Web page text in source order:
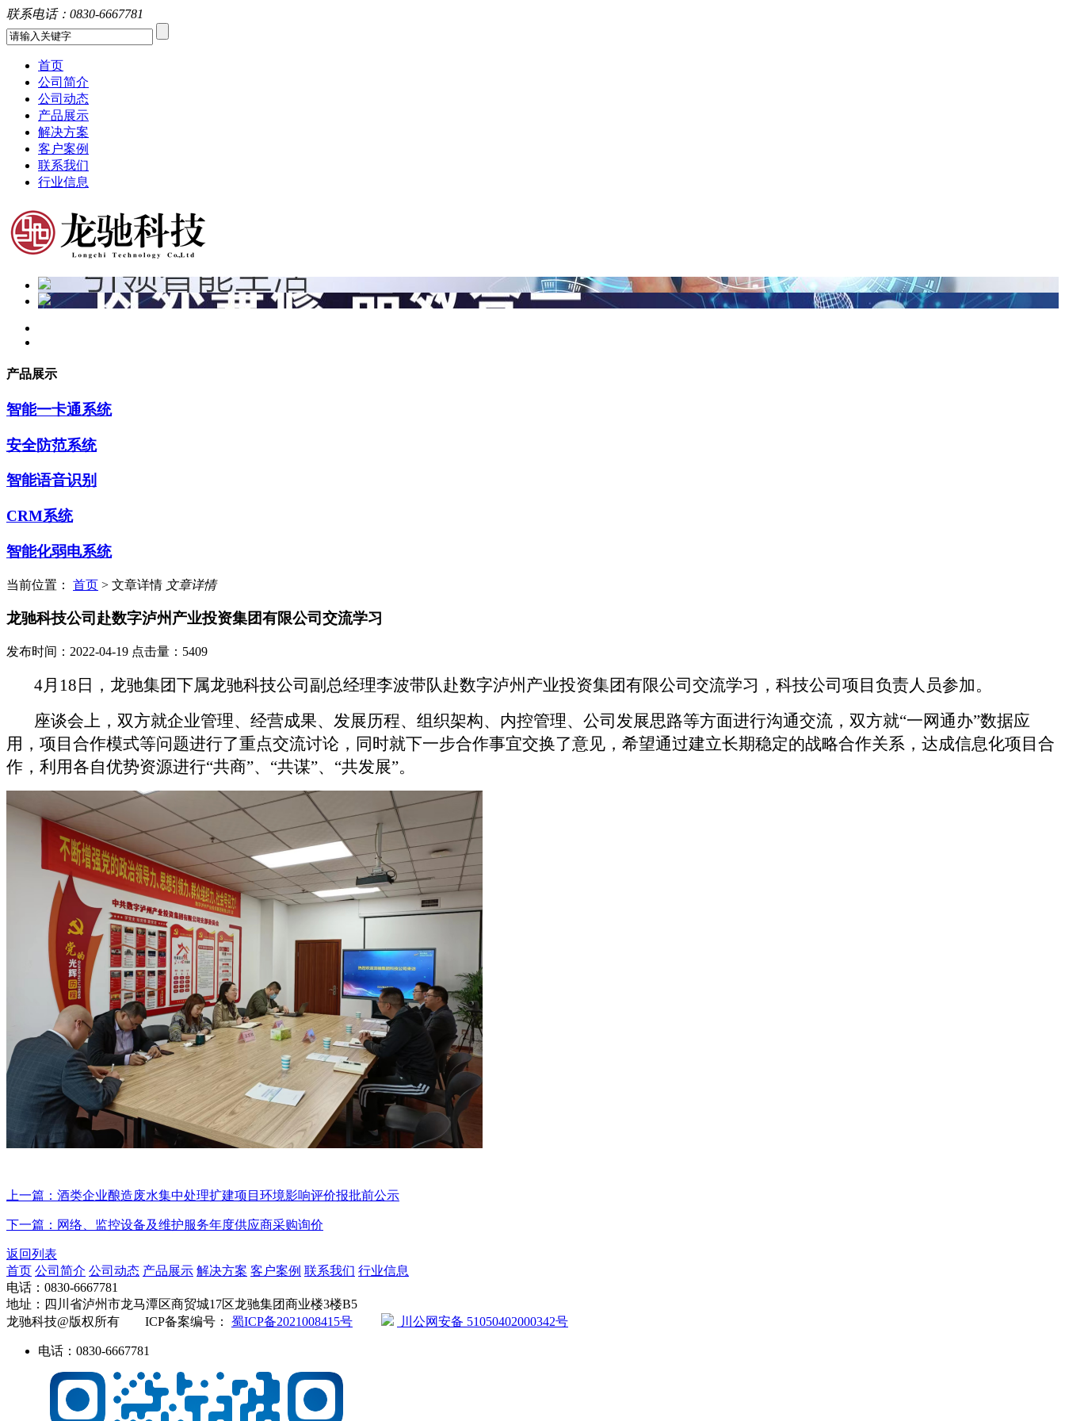
联系电话： 0830-6667781
首页
公司简介
公司动态
产品展示
解决方案
客户案例
联系我们
行业信息
产品展示
智能一卡通系统
安全防范系统
智能语音识别
CRM系统
智能化弱电系统
当前位置： 首页 > 文章详情 文章详情
龙驰科技公司赴数字泸州产业投资集团有限公司交流学习
发布时间：2022-04-19 点击量： 5409
4月18日，龙驰集团下属龙驰科技公司副总经理李波带队赴数字泸州产业投资集团有限公司交流学习，科技公司项目负责人员参加。
座谈会上，双方就企业管理、经营成果、发展历程、组织架构、内控管理、公司发展思路等方面进行沟通交流，双方就“一网通办”数据应
用，项目合作模式等问题进行了重点交流讨论， 同时就下一步合作事宜交换了意见，希望通过建立长期稳定的战略合作关系，达成信息化项目合
作，利用各自优势资源进行“共商”、“共谋”、“共发展”。
上一篇：酒类企业酿造废水集中处理扩建项目环境影响评价报批前公示
下一篇：网络、监控设备及维护服务年度供应商采购询价
返回列表
首页 公司简介 公司动态 产品展示 解决方案 客户案例 联系我们 行业信息
电话：0830-6667781
地址：四川省泸州市龙马潭区商贸城17区龙驰集团商业楼3楼B5
龙驰科技@版权所有 ICP备案编号： 蜀ICP备2021008415号 川公网安备 51050402000342号
电话：0830-6667781